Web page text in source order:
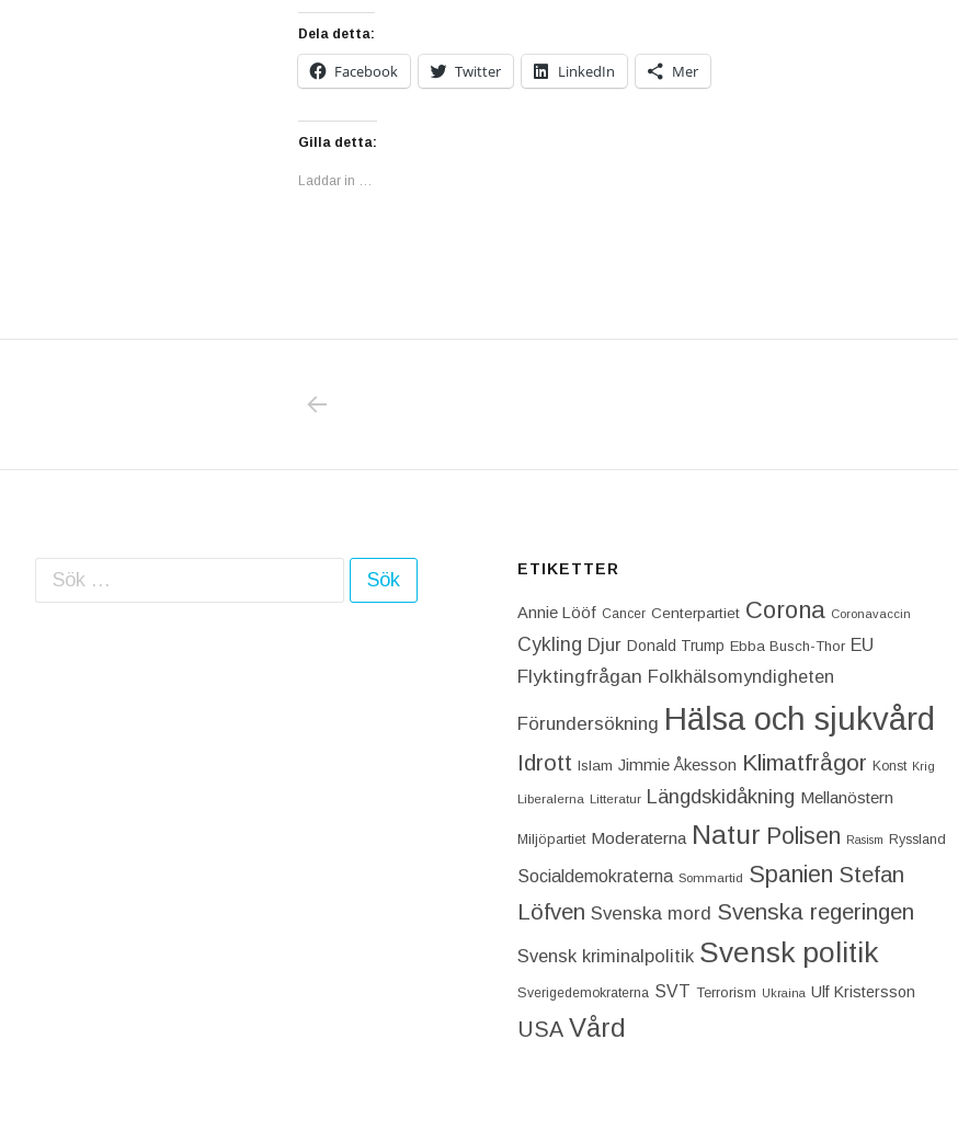
Dela detta:
Facebook Twitter LinkedIn Mer
Gilla detta:
Laddar in …
Sök efter: ETIKETTER
Annie Lööf Cancer Centerpartiet‎ Corona Coronavaccin
Cykling Djur Donald Trump Ebba Busch-Thor EU
Flyktingfrågan Folkhälsomyndigheten
Förundersökning Hälsa och sjukvård
Idrott Islam Jimmie Åkesson Klimatfrågor Konst Krig
Liberalerna Litteratur Längdskidåkning Mellanöstern
Miljöpartiet Moderaterna Natur Polisen Rasism Ryssland
Socialdemokraterna Sommartid Spanien Stefan
Löfven Svenska mord Svenska regeringen
Svensk kriminalpolitik Svensk politik
Sverigedemokraterna SVT Terrorism Ukraina Ulf Kristersson
USA Vård